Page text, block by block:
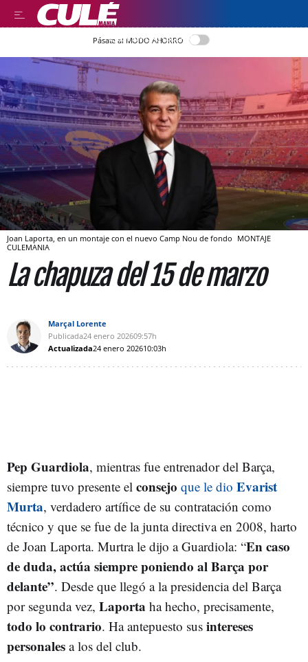
LEER EN CASTELLANO
Pásate al MODO AHORRO
Joan Laporta, en un montaje con el nuevo Camp Nou de fondo MONTAJE
CULEMANIA
La chapuza del 15 de marzo
Marçal Lorente
Publicada24 enero 202609:57h
Actualizada24 enero 202610:03h
Pep Guardiola, mientras fue entrenador del Barça,
siempre tuvo presente el consejo que le dio Evarist
Murta, verdadero artífice de su contratación como
técnico y que se fue de la junta directiva en 2008, harto
de Joan Laporta. Murtra le dijo a Guardiola: “En caso
de duda, actúa siempre poniendo al Barça por
delante”. Desde que llegó a la presidencia del Barça
por segunda vez, Laporta ha hecho, precisamente,
todo lo contrario. Ha antepuesto sus intereses
personales a los del club.